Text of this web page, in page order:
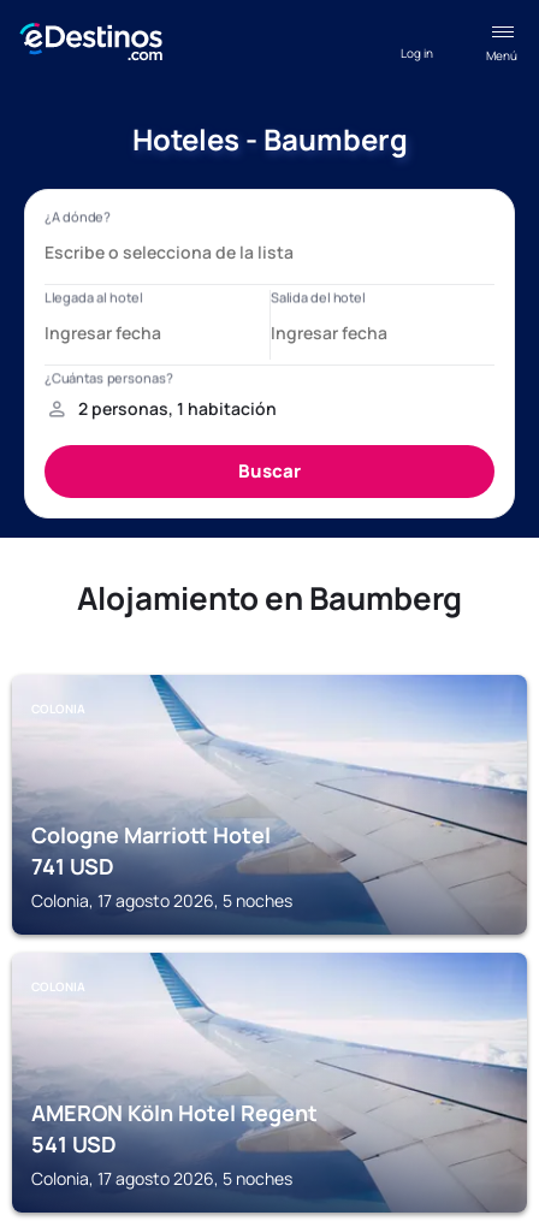
Menú
Log in
Hoteles - Baumberg
Alojamiento en Baumberg
COLONIA
Cologne Marriott Hotel
741USD
Colonia, 17 agosto 2026, 5 noches
COLONIA
AMERON Köln Hotel Regent
541USD
Colonia, 17 agosto 2026, 5 noches